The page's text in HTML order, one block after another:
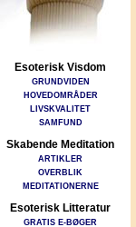
Esoterisk Visdom
GRUNDVIDEN
HOVEDOMRÅDER
LIVSKVALITET
SAMFUND
Skabende Meditation
ARTIKLER
OVERBLIK
MEDITATIONERNE
Esoterisk Litteratur
GRATIS E-BØGER